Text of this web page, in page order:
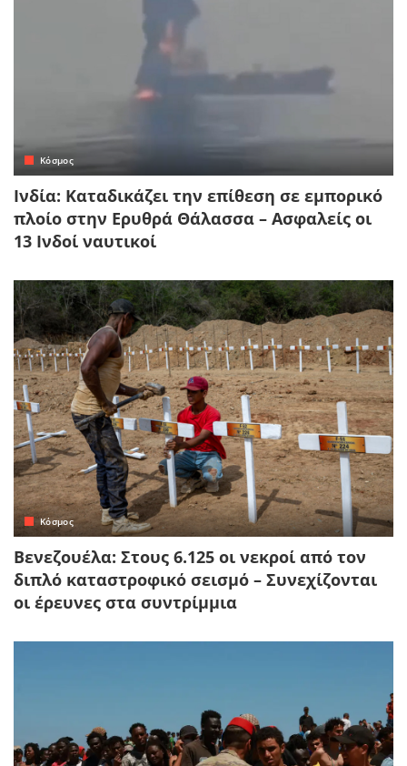
Κόσμος
Ινδία: Καταδικάζει την επίθεση σε εμπορικό
πλοίο στην Ερυθρά Θάλασσα – Ασφαλείς οι
13 Ινδοί ναυτικοί
Κόσμος
Βενεζουέλα: Στους 6.125 οι νεκροί από τον
διπλό καταστροφικό σεισμό – Συνεχίζονται
οι έρευνες στα συντρίμμια